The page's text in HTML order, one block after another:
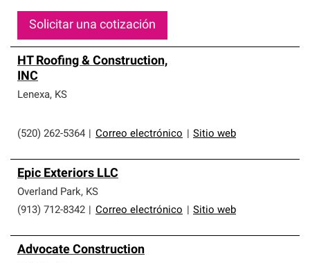
Solicitar una cotización
HT Roofing & Construction,
INC
Lenexa, KS
(520) 262-5364 Correo electrónico Sitio web
Epic Exteriors LLC
Overland Park, KS
(913) 712-8342
Correo electrónico Sitio web
Advocate Construction